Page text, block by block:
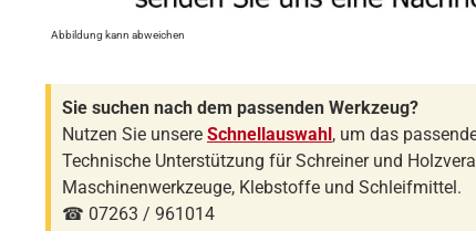
Abbildung kann abweichen
Sie suchen nach dem passenden Werkzeug?
Nutzen Sie unsere Schnellauswahl , um das
Technische Unterstützung für Schreiner und
Maschinenwerkzeuge, Klebstoffe und Schleifmittel.
☎ 07263 / 961014